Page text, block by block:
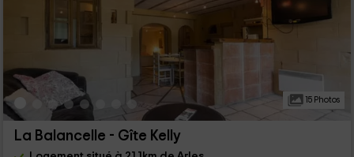
15 Photos
La Balancelle - Gîte Kelly